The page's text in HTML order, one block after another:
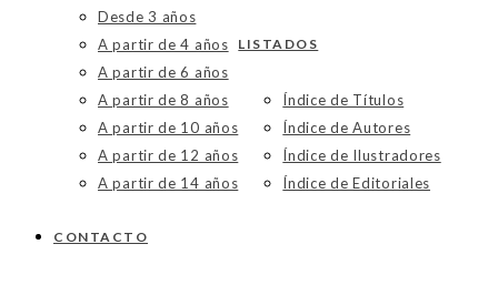
Desde 3 años
A partir de 4 años
A partir de 6 años
A partir de 8 años
A partir de 10 años
A partir de 12 años
A partir de 14 años
LISTADOS
Índice de Títulos
Índice de Autores
Índice de Ilustradores
Índice de Editoriales
CONTACTO